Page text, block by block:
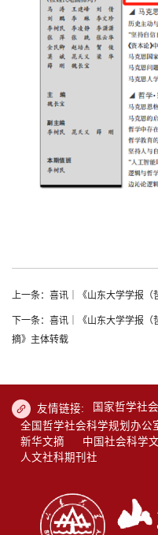
上一条：喜讯｜《山东大学学报
下一条：喜讯｜《山东大学学报
摘》主体转载
友情链接: 国家哲学社
全国哲学社会科学规划办公
新华文摘
中国社会科学
人文社科期刊社